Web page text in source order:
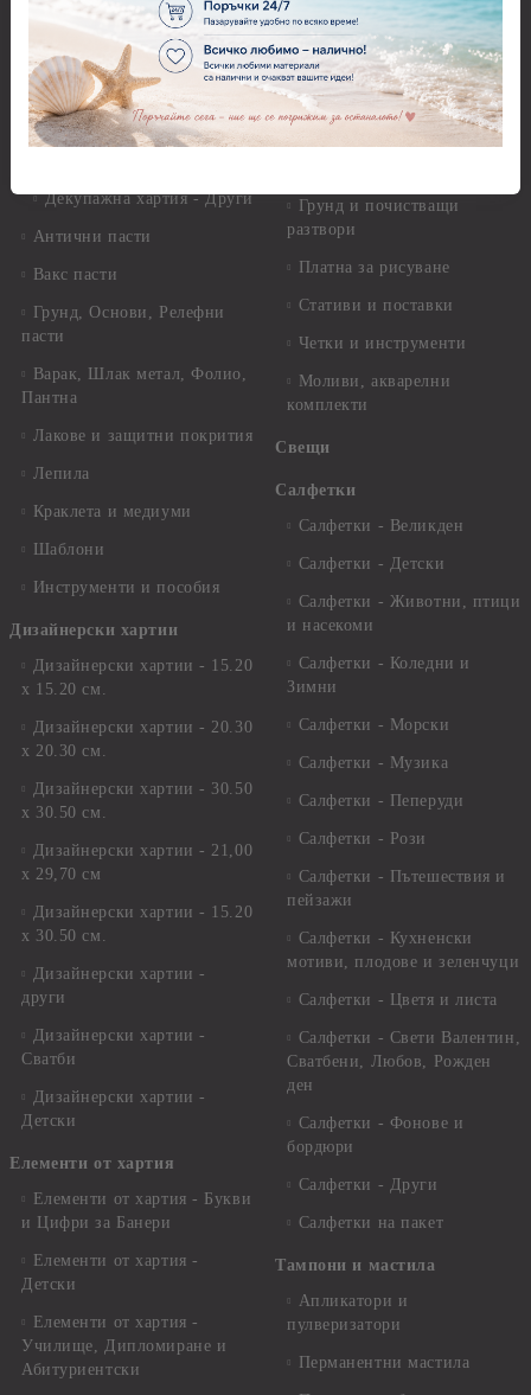
Оризова декупажна хартия
А4 - Itd. Collection - 25-30
гр.
Фина оризова декупажна
хартия Stamperia - 21 х
Декупажна хартия - Други
Антични пасти
Вакс пасти
Грунд, Основи, Релефни
пасти
Варак, Шлак метал, Фолио,
Пантна
Лакове и защитни покрития
Лепила
Краклета и медиуми
Шаблони
Инструменти и пособия
Дизайнерски хартии
Дизайнерски хартии - 15.20
х 15.20 см.
Дизайнерски хартии - 20.30
х 20.30 см.
Дизайнерски хартии - 30.50
х 30.50 см.
Дизайнерски хартии - 21,00
х 29,70 см
Дизайнерски хартии - 15.20
x 30.50 см.
Дизайнерски хартии -
други
Дизайнерски хартии -
Сватби
Дизайнерски хартии -
Детски
Елементи от хартия
Елементи от хартия - Букви
и Цифри за Банери
Елементи от хартия -
Детски
Елементи от хартия -
Училище, Дипломиране и
Абитуриентски
Перфоратори - Детски
Перфоратори - Животни
Перфоратори - Коледни и
Зимни
Грунд и почистващи
разтвори
Платна за рисуване
Стативи и поставки
Четки и инструменти
Моливи, акварелни
комплекти
Свещи
Салфетки
Салфетки - Великден
Салфетки - Детски
Салфетки - Животни, птици
и насекоми
Салфетки - Коледни и
Зимни
Салфетки - Морски
Салфетки - Музика
Салфетки - Пеперуди
Салфетки - Рози
Салфетки - Пътешествия и
пейзажи
Салфетки - Кухненски
мотиви, плодове и зеленчуци
Салфетки - Цветя и листа
Салфетки - Свети Валентин,
Сватбени, Любов, Рожден
ден
Салфетки - Фонове и
бордюри
Салфетки - Други
Салфетки на пакет
Тампони и мастила
Апликатори и
пулверизатори
Перманентни мастила